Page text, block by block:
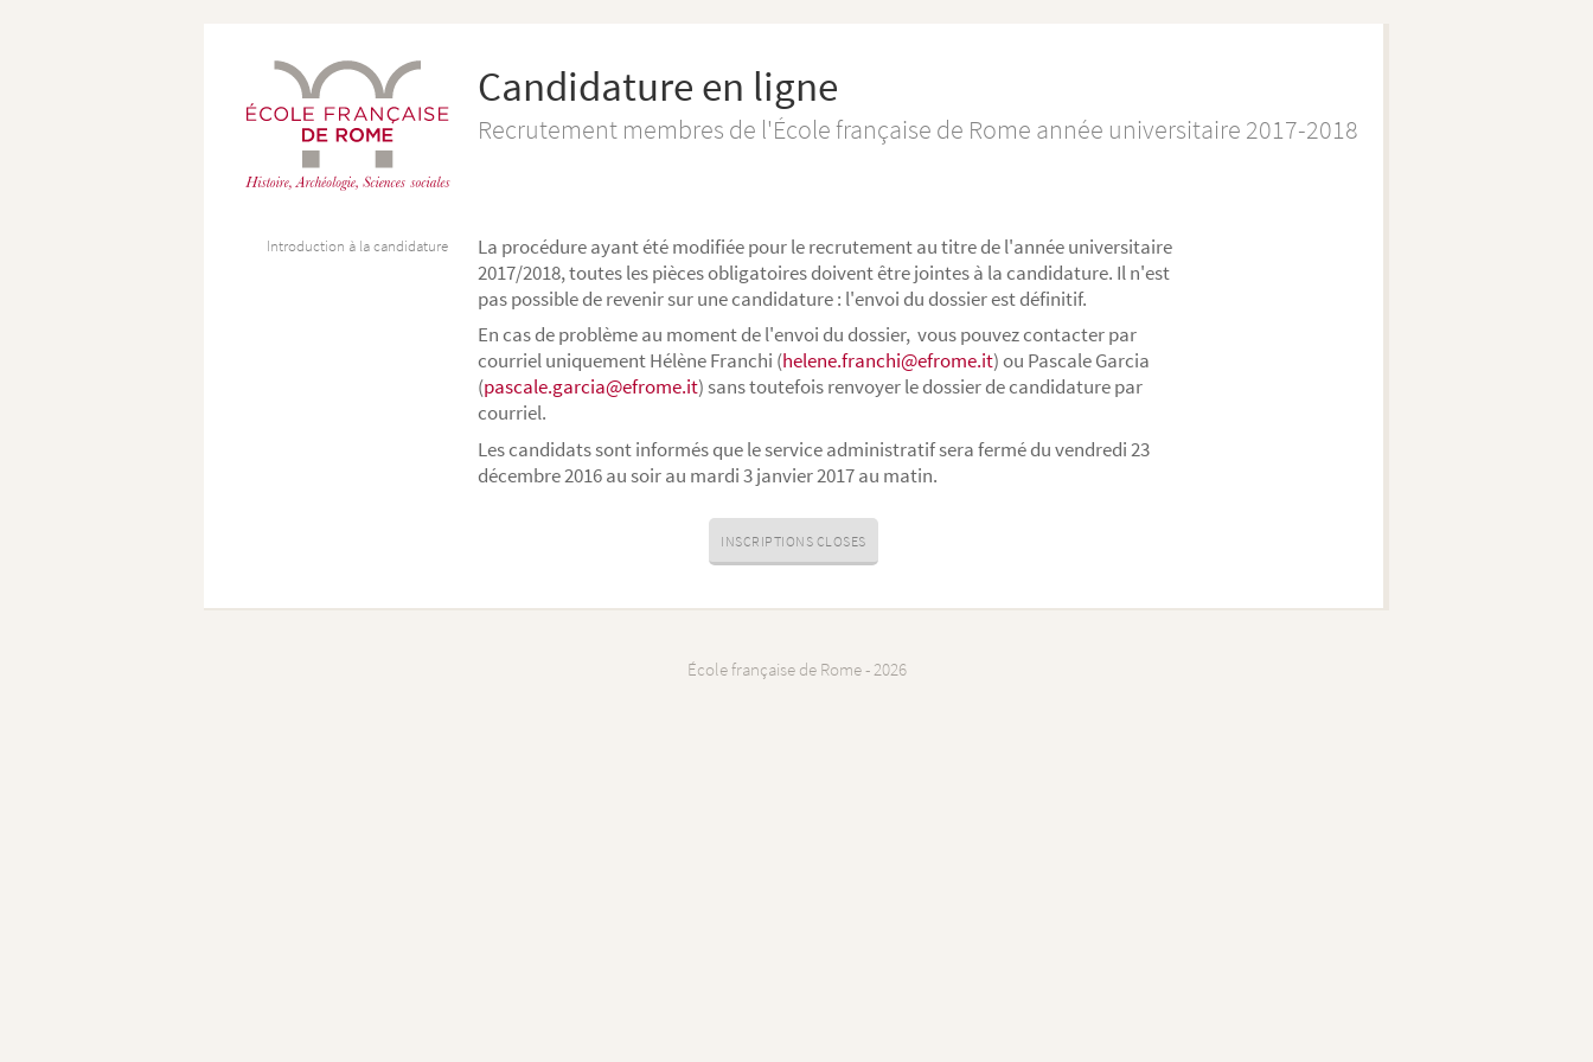
Candidature en ligne
Recrutement membres de l'École française de Rome année universitaire 2017-2018
Introduction à la candidature
La procédure ayant été modifiée pour le recrutement au titre de l'année universitaire
2017/2018, toutes les pièces obligatoires doivent être jointes à la candidature. Il n'est
pas possible de revenir sur une candidature : l'envoi du dossier est définitif.
En cas de problème au moment de l'envoi du dossier, vous pouvez contacter par
courriel uniquement Hélène Franchi (helene.franchi@efrome.it) ou Pascale Garcia
(pascale.garcia@efrome.it) sans toutefois renvoyer le dossier de candidature par
courriel.
Les candidats sont informés que le service administratif sera fermé du vendredi 23
décembre 2016 au soir au mardi 3 janvier 2017 au matin.
INSCRIPTIONS CLOSES
École française de Rome - 2026